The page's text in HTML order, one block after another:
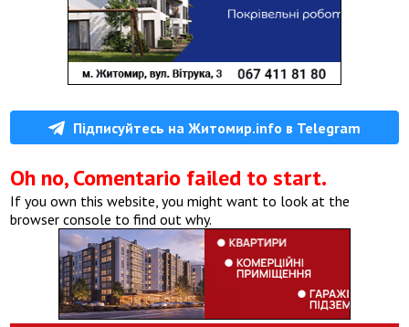
Підписуйтесь на Житомир.info в Telegram
Oh no, Comentario failed to start.
If you own this website, you might want to look at the
browser console to find out why.